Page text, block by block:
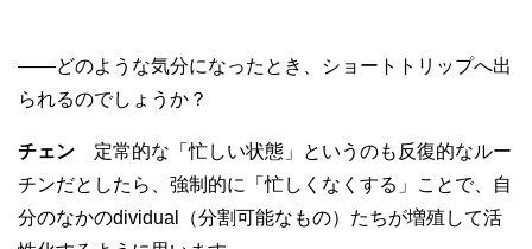
——どのような気分になったとき、ショートトリップへ出
られるのでしょうか？
チェン 定常的な「忙しい状態」というのも反復的なルー
チンだとしたら、強制的に「忙しくなくする」ことで、自
分のなかのdividual（分割可能なもの）たちが増殖して活